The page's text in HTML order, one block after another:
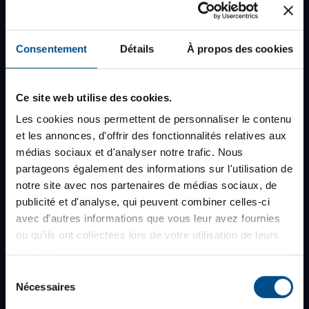
Consentement Détails À propos des cookies
Ce site web utilise des cookies.
Les cookies nous permettent de personnaliser le contenu
et les annonces, d'offrir des fonctionnalités relatives aux
médias sociaux et d'analyser notre trafic. Nous
partageons également des informations sur l'utilisation de
notre site avec nos partenaires de médias sociaux, de
publicité et d'analyse, qui peuvent combiner celles-ci
avec d'autres informations que vous leur avez fournies
ou qu'ils ont collectées lors de votre utilisation de leurs
Nécessaires
À propos d'afb
Blog
Rejoignez-nous
Nos boutiques
Avis clients
Newsletter
Infos et services
Réparation & maintenance